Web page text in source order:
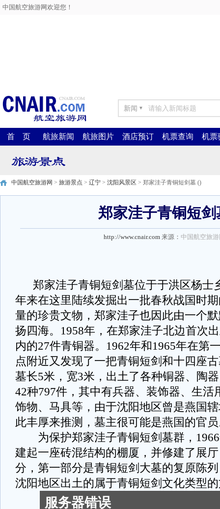
中国航空旅游网欢迎您！
新闻 ▼
首 页 航旅新闻 航旅图片 酒店预订 机票查询 机票
中国航空旅游网 > 旅游景点 > 辽宁 > 沈阳风景区 > 郑家洼子青铜短剑墓 ()
郑家洼子青铜短剑
http://www.cnair.com 来源： 中国航空旅
郑家洼子青铜短剑墓位于于洪区杨士
年来在这里陆续发掘出一批春秋战国时
量的珍贵文物，郑家洼子也因此由一个
扬四海。1958年，在郑家洼子北边首次
内的27件青铜器。1962年和1965年在第
点附近又发现了一把青铜短剑和十四座
墓长5米，宽3米，出土了各种铜器、陶
42种797件，其中有兵器、装饰器、生活
饰物、马具等，由于沈阳地区曾是燕国
此丰厚来推测，墓主很可能是燕国的官
为保护郑家洼子青铜短剑墓群，1966
建起一座砖混结构的棚厦，并修建了展
分，第一部分是青铜短剑大墓的复原陈
沈阳地区出土的属于青铜短剑文化类型